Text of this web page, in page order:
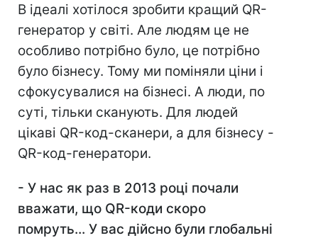
В ідеалі хотілося зробити кращий QR-
генератор у світі. Але людям це не
особливо потрібно було, це потрібно
було бізнесу. Тому ми поміняли ціни і
сфокусувалися на бізнесі. А люди, по
суті, тільки сканують. Для людей
цікаві QR-код-сканери, а для бізнесу -
QR-код-генератори.
- У нас як раз в 2013 році почали
вважати, що QR-коди скоро
помруть... У вас дійсно були глобальні